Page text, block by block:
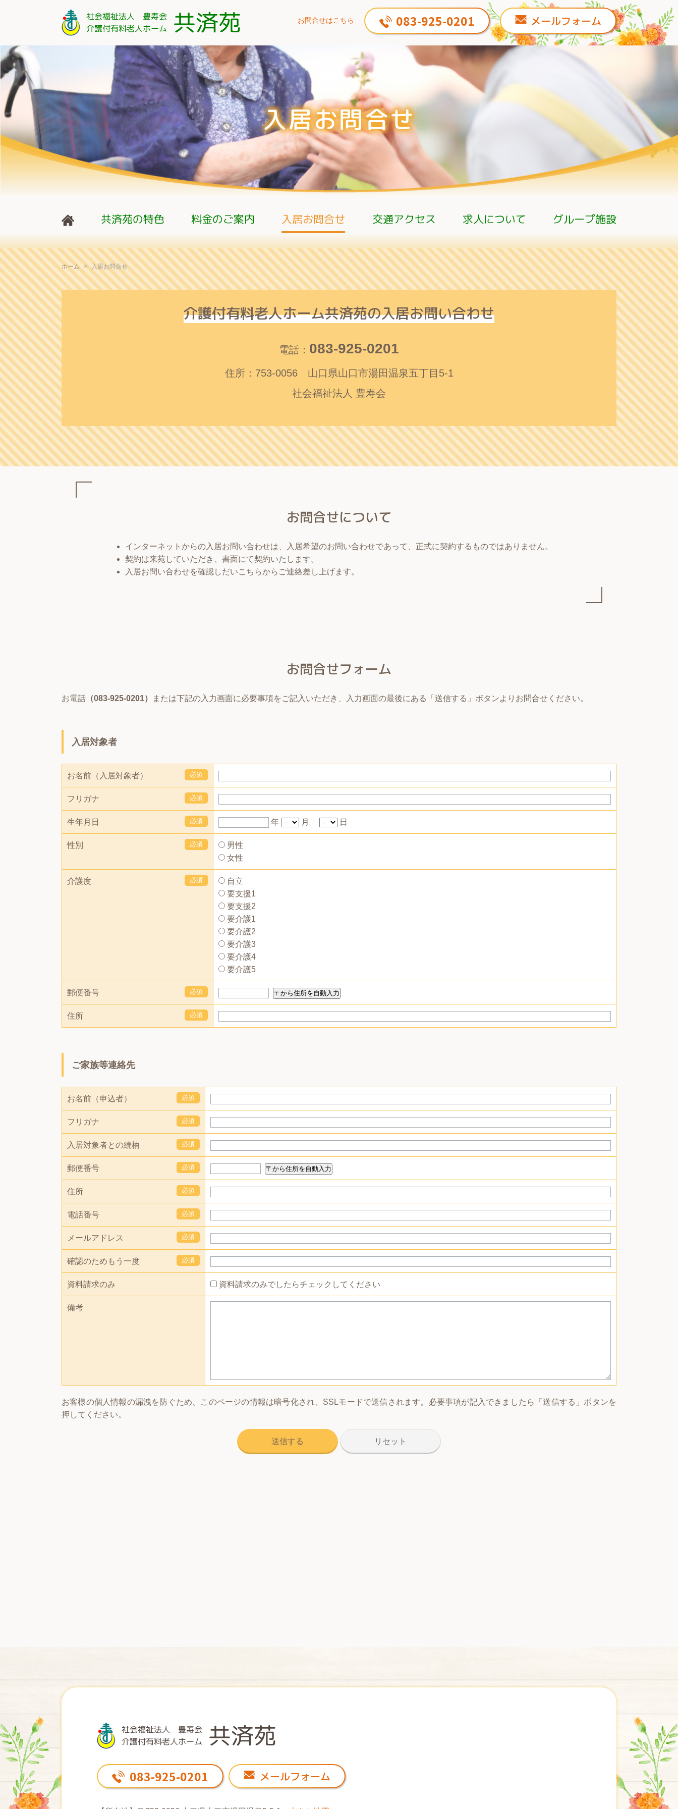
お問合せはこちら 083-925-0201 メールフォーム
共済苑の特色 料金のご案内 入居お問合せ 交通アクセス 求人について グループ施設
ホーム 入居お問合せ
介護付有料老人ホーム共済苑の入居お問い合わせ
電話： 083-925-0201
住所：753-0056 山口県山口市湯田温泉五丁目5-1
社会福祉法人 豊寿会
お問合せについて
インターネットからの入居お問い合わせは、入居希望のお問い合わせであって、正式に契約するものではありません。
契約は来苑していただき、書面にて契約いたします。
入居お問い合わせを確認しだいこちらからご連絡差し上げます。
お問合せフォーム
お電話 （083-925-0201） または下記の入力画面に必要事項をご記入いただき、入力画面の最後にある「送信する」ボタンよりお問合せください。
入居対象者
必須
お名前（入居対象者）
必須
フリガナ
必須
生年月日 年 月 日
必須
性別
男性
女性
必須
介護度
自立
要支援1
要支援2
要介護1
要介護2
要介護3
要介護4
要介護5
必須
郵便番号
必須
住所
ご家族等連絡先
必須
お名前（申込者）
必須
フリガナ
必須
入居対象者との続柄
必須
郵便番号
必須
住所
必須
電話番号
必須
メールアドレス
必須
確認のためもう一度
資料請求のみ 資料請求のみでしたらチェックしてください
備考
お客様の個人情報の漏洩を防ぐため、このページの情報は暗号化され、SSLモードで送信されます。必要事項が記入できましたら「送信する」ボタンを
押してください。
083-925-0201 メールフォーム